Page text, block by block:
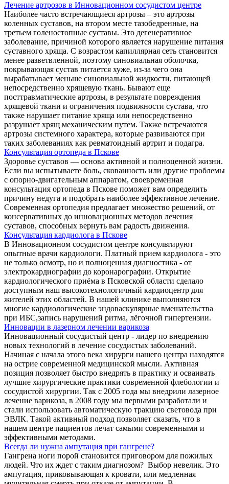
Лечение артрозов в Инновационном сосудистом центре
Наиболее часто встречающиеся артрозы – это артрозы
коленных суставов, на втором месте тазобедренные, на
третьем голеностопные суставы. Это дегенеративное
заболевание, причиной которого является нарушение питания
суставного хряща. С возрастом капиллярная сеть становится
менее разветвленной, поэтому синовиальная оболочка,
покрывающая сустав питается хуже, из-за чего она
вырабатывает меньше синовиальной жидкости, питающей
непосредственно хрящевую ткань. Бывают еще
посттравматические артрозы, в результате повреждения
хрящевой ткани и ограничения подвижности сустава, что
также нарушает питание хряща или непосредственно
разрушает хрящ механическим путем. Также встречаются
артрозы системного характера, которые развиваются при
таких заболеваниях как ревматоидный артрит и подагра.
Консультация ортопеда в Пскове
Здоровье суставов — основа активной и полноценной жизни.
Если вы испытываете боль, скованность или другие проблемы
с опорно-двигательным аппаратом, своевременная
консультация ортопеда в Пскове поможет вам определить
причину недуга и подобрать наиболее эффективное лечение.
Современная ортопедия предлагает множество решений, от
консервативных до инновационных методов лечения
суставов, способных вернуть вам радость движения.
Консультация кардиолога в Пскове
В Инновационном сосудистом центре консультируют
опытные врачи кардиологи. Платный прием кардиолога - это
не только осмотр, но и полноценная диагностика - от
электрокардиографии до коронарографии. Открытие
кардиологического приёма в Псковской области сделало
доступным наш высокотехнологичный кардиоцентр для
жителей этих областей. В нашей клинике выполняются
многие кардиологические эндоваскулярные вмешательства
при ИБС,запись нарушений ритма, лёгочной гипертензии.
Инновации в лазерном лечении варикоза
Инновационный сосудистый центр - лидер по внедрению
новых технологий в лечение сосудистых заболеваний.
Начиная с начала этого века хирурги нашего центра находятся
на острие современной медицинской мысли. Активная
позиция позволяет быстро внедрять в практику и осваивать
лучшие хирургические практики современной флебологии и
сосудистой хирургии. Так с 2005 года мы внедрили лазерное
лечение варикоза, в 2008 году мы первыми разработали и
стали использовать автоматическую тракцию световода при
ЭВЛК. Такой активный подход позволяет сказать, что в
нашем центре пациентов лечат самыми современными и
эффективными методами.
Всегда ли нужна ампутация при гангрене?
Гангрена ноги порой становится приговором для пожилых
людей. Что их ждет с таким диагнозом? Выбор невелик. Это
ампутация, приковывающая к кровати, или медленная